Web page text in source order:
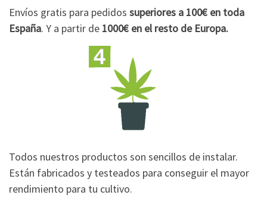
Envíos gratis para pedidos superiores a 100€ en toda
España. Y a partir de 1000€ en el resto de Europa.
Todos nuestros productos son sencillos de instalar.
Están fabricados y testeados para conseguir el mayor
rendimiento para tu cultivo.